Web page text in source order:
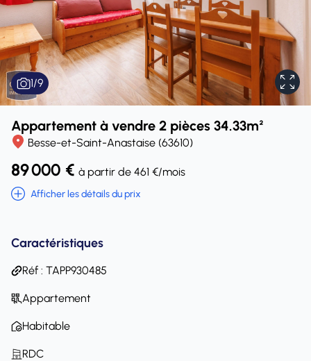
1/9
Appartement à vendre 2 pièces 34.33m²
Besse-et-Saint-Anastaise (63610)
89 000 € à partir de 461 €/mois
Afficher les détails du prix
Caractéristiques
Réf : TAPP930485
Appartement
Habitable
RDC